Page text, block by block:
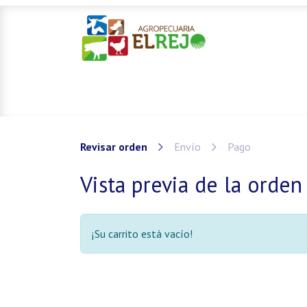
Revisar orden Envío Pago
Vista previa de la orden
¡Su carrito está vacío!